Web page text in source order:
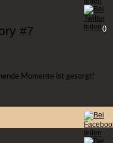
#7 0
Momente ist gesorgt!